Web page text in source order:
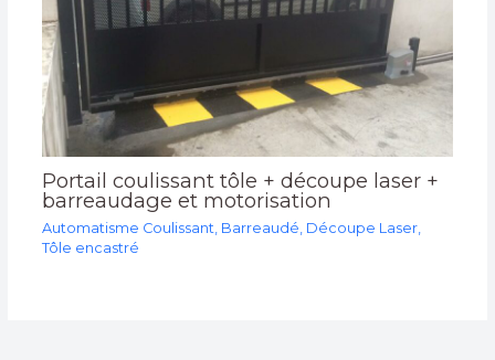
Portail coulissant tôle + découpe laser +
barreaudage et motorisation
Automatisme Coulissant Barreaudé Découpe Laser,
Tôle encastré